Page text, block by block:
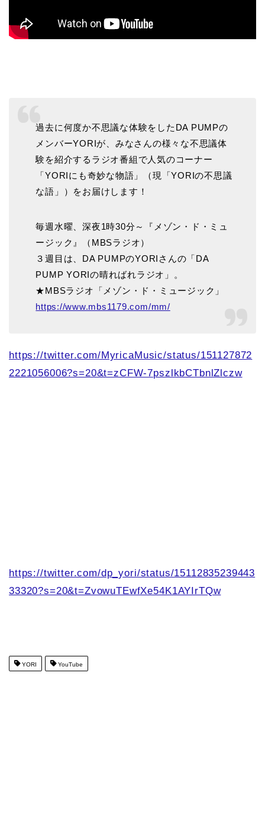
過去に何度か不思議な体験をしたDA PUMPの
メンバーYORIが、みなさんの様々な不思議体
験を紹介するラジオ番組で人気のコーナー
「YORIにも奇妙な物語」（現「YORIの不思議
な語」）をお届けします！
毎週水曜、深夜1時30分～『メゾン・ド・ミュ
ージック』（MBSラジオ）
３週目は、DA PUMPのYORIさんの「DA
PUMP YORIの晴ればれラジオ」。
★MBSラジオ「メゾン・ド・ミュージック」
https://www.mbs1179.com/mm/
https://twitter.com/MyricaMusic/status/151127872
2221056006?s=20&t=zCFW-7pszlkbCTbnlZlczw
https://twitter.com/dp_yori/status/15112835239443
33320?s=20&t=ZvowuTEwfXe54K1AYIrTQw
YORI YouTube